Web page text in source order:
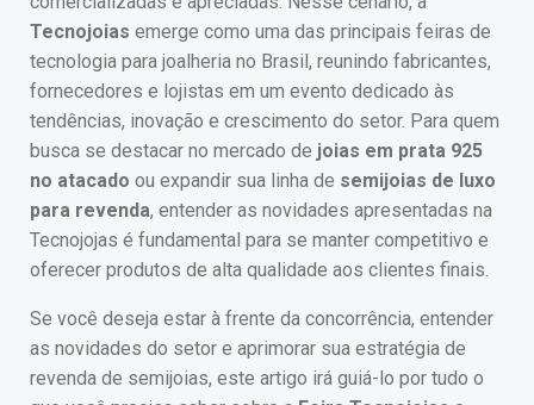
Tecnojoias emerge como uma das principais feiras de
tecnologia para joalheria no Brasil, reunindo fabricantes,
fornecedores e lojistas em um evento dedicado às
tendências, inovação e crescimento do setor. Para quem
busca se destacar no mercado de joias em prata 925
no atacado ou expandir sua linha de semijoias de luxo
para revenda, entender as novidades apresentadas na
Tecnojojas é fundamental para se manter competitivo e
oferecer produtos de alta qualidade aos clientes finais.
Se você deseja estar à frente da concorrência, entender
as novidades do setor e aprimorar sua estratégia de
revenda de semijoias, este artigo irá guiá-lo por tudo o